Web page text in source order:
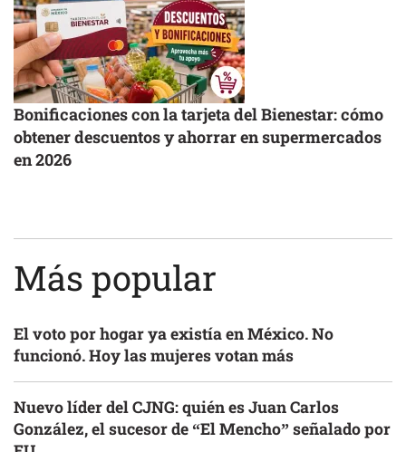
Bonificaciones con la tarjeta del Bienestar: cómo
obtener descuentos y ahorrar en supermercados
en 2026
Más popular
El voto por hogar ya existía en México. No
funcionó. Hoy las mujeres votan más
Nuevo líder del CJNG: quién es Juan Carlos
González, el sucesor de “El Mencho” señalado por